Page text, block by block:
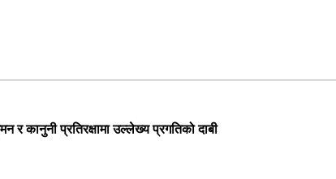
र कानुनी प्रतिरक्षामा उल्लेख्य प्रगतिको दाबी